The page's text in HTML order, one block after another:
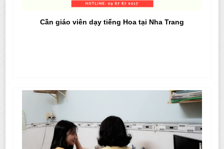
Cần giáo viên dạy tiếng Hoa tại Nha Trang